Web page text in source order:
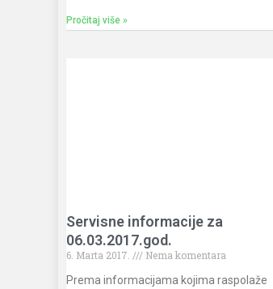
Pročitaj više »
Servisne informacije za
06.03.2017.god.
6. Marta 2017.
Nema komentara
Prema informacijama kojima raspolaže